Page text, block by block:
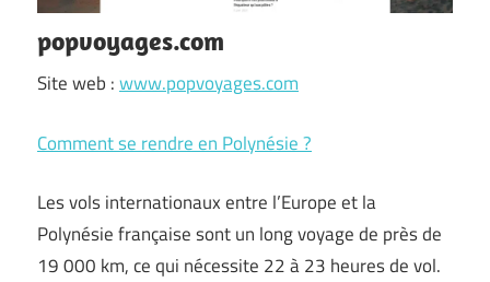
popvoyages.com
Site web :www.popvoyages.com
Comment se rendre en Polynésie ?
Les vols internationaux entre l’Europe et la
Polynésie française sont un long voyage de près de
19 000 km, ce qui nécessite 22 à 23 heures de vol.